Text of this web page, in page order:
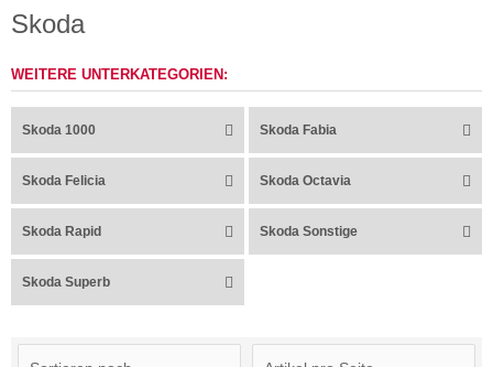
Skoda
WEITERE UNTERKATEGORIEN:
Skoda 1000 Skoda Fabia
Skoda Felicia Skoda Octavia
Skoda Rapid Skoda Sonstige
Skoda Superb